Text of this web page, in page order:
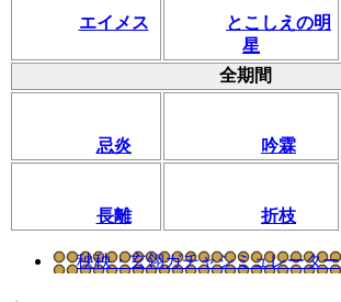
エイメス
とこしえの明
星
全期間
忌炎 吟霖
長離 折枝
秧秧・玄翎ガチャシミュレーター